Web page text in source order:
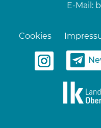
E-Mail:
Cookies